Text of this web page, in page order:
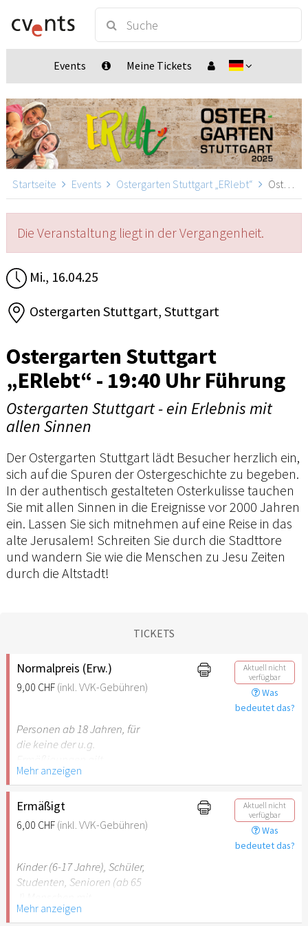
Events Meine Tickets
Startseite Events Ostergarten Stuttgart „ERlebt“ Ostergarten Stuttgart „ERlebt“ - 19:40 Uhr Führung, Stuttgart
Die Veranstaltung liegt in der Vergangenheit.
Mi., 16.04.25
Ostergarten Stuttgart, Stuttgart
Ostergarten Stuttgart
„ERlebt“ - 19:40 Uhr Führung
Ostergarten Stuttgart - ein Erlebnis mit
allen Sinnen
Der Ostergarten Stuttgart lädt Besucher herzlich ein,
sich auf die Spuren der Ostergeschichte zu begeben.
In der authentisch gestalteten Osterkulisse tauchen
Sie mit allen Sinnen in die Ereignisse vor 2000 Jahren
ein. Lassen Sie sich mitnehmen auf eine Reise in das
alte Jerusalem! Schreiten Sie durch die Stadttore
und wandern Sie wie die Menschen zu Jesu Zeiten
durch die Altstadt!
TICKETS
Normalpreis (Erw.)
9,00 CHF (inkl. VVK-Gebühren)
Aktuell nicht
verfügbar
Was
bedeutet das?
Personen ab 18 Jahren, für
die keine der u.g.
Mehr anzeigen
Ermäßigt
6,00 CHF (inkl. VVK-Gebühren)
Aktuell nicht
verfügbar
Was
bedeutet das?
Kinder (6-17 Jahre), Schüler,
Studenten, Senioren (ab 65
Behinderung (ab 50%),
Mehr anzeigen